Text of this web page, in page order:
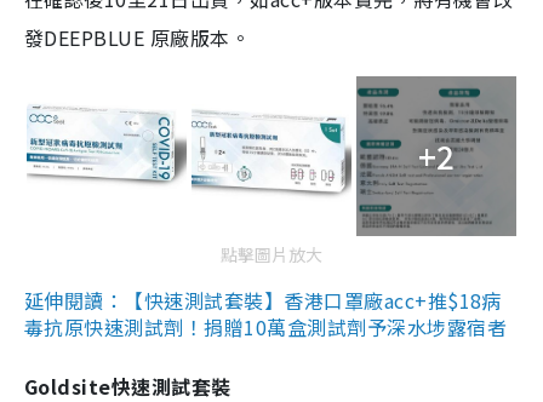
發DEEPBLUE 原廠版本。
+2
點擊圖片放大
延伸閱讀：【快速測試套裝】香港口罩廠acc+推$18病
毒抗原快速測試劑！捐贈10萬盒測試劑予深水埗露宿者
Goldsite快速測試套裝